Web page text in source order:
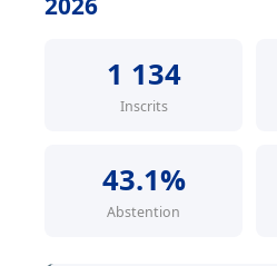
1 134
Inscrits
43.1%
Abstention